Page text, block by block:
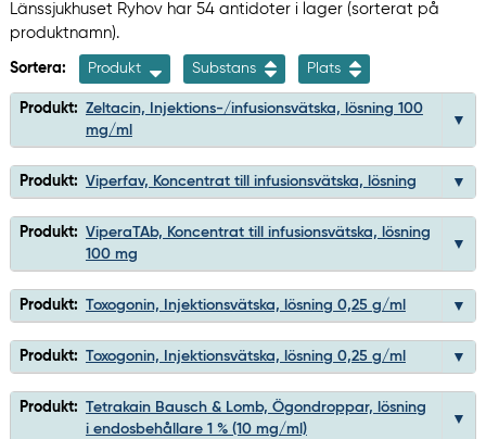
Länssjukhuset Ryhov har 54 antidoter i lager (sorterat på
produktnamn).
Sortera: Produkt Substans Plats
Produkt: Zeltacin, Injektions-/infusionsvätska, lösning 100
mg/ml
Produkt: Viperfav, Koncentrat till infusionsvätska, lösning
Produkt: ViperaTAb, Koncentrat till infusionsvätska, lösning
100 mg
Produkt: Toxogonin, Injektionsvätska, lösning 0,25 g/ml
Produkt: Toxogonin, Injektionsvätska, lösning 0,25 g/ml
Produkt: Tetrakain Bausch & Lomb, Ögondroppar, lösning
i endosbehållare 1 % (10 mg/ml)